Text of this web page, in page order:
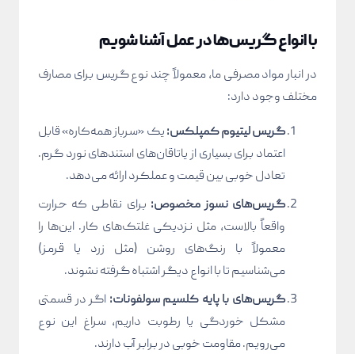
با انواع گریس‌ها در عمل آشنا شویم
در انبار مواد مصرفی ما، معمولاً چند نوع گریس برای مصارف
مختلف وجود دارد:
گریس لیتیوم کمپلکس:یک «سرباز همه‌کاره» قابل
اعتماد برای بسیاری از یاتاقان‌های استندهای نورد گرم.
تعادل خوبی بین قیمت و عملکرد ارائه می‌دهد.
گریس‌های نسوز مخصوص: برای نقاطی که حرارت
واقعاً بالاست، مثل نزدیکی غلتک‌های کار. این‌ها را
معمولاً با رنگ‌های روشن (مثل زرد یا قرمز)
می‌شناسیم تا با انواع دیگر اشتباه گرفته نشوند.
گریس‌های با پایه کلسیم سولفونات: اگر در قسمتی
مشکل خوردگی یا رطوبت داریم، سراغ این نوع
می‌رویم. مقاومت خوبی در برابر آب دارند.